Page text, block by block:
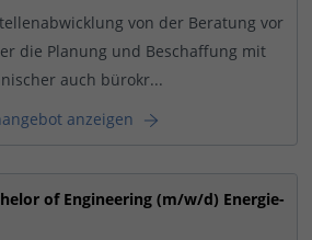
von der Beratung vor
die Planung und Beschaffung mit
auch bürokr...
anzeigen
of Engineering (m/w/d) Energie-